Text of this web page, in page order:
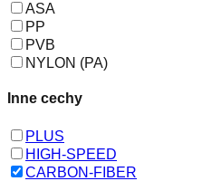
ASA
PP
PVB
NYLON (PA)
Inne cechy
PLUS
HIGH-SPEED
CARBON-FIBER